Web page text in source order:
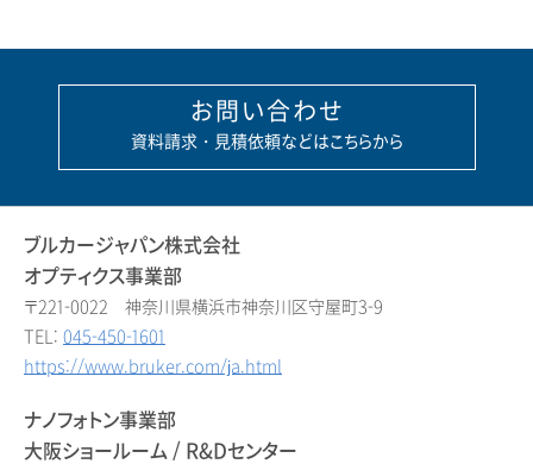
お問い合わせ
資料請求・見積依頼などはこちらから
ブルカージャパン株式会社
オプティクス事業部
〒221-0022 神奈川県横浜市神奈川区守屋町3-9
TEL: 045-450-1601
https://www.bruker.com/ja.html
ナノフォトン事業部
大阪ショールーム / R&Dセンター